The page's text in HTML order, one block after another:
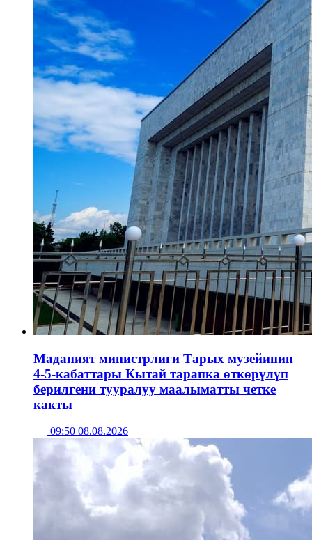
Маданият министрлиги Тарых музейинин
4-5-кабаттары Кытай тарапка өткөрүлүп
берилгени тууралуу маалыматты четке
какты
09:50 08.08.2026